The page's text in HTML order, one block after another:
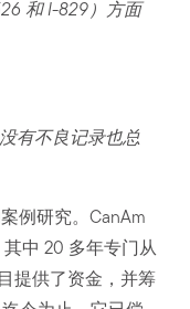
和 I-829）方面
有不良记录也总
例研究。CanAm
中 20 多年专门从
提供了资金，并筹